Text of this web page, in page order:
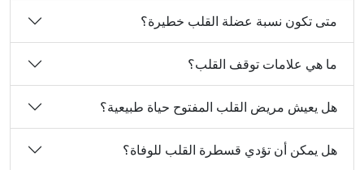
متى تكون نسبة عضلة القلب خطيرة؟
ما هي علامات توقف القلب؟
هل يعيش مريض القلب المفتوح حياة طبيعية؟
هل يمكن أن تؤدي قسطرة القلب للوفاة؟